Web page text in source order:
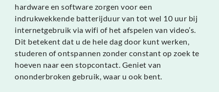
hardware en software zorgen voor een
indrukwekkende batterijduur van tot wel 10 uur bij
internetgebruik via wifi of het afspelen van video’s.
Dit betekent dat u de hele dag door kunt werken,
studeren of ontspannen zonder constant op zoek te
hoeven naar een stopcontact. Geniet van
ononderbroken gebruik, waar u ook bent.